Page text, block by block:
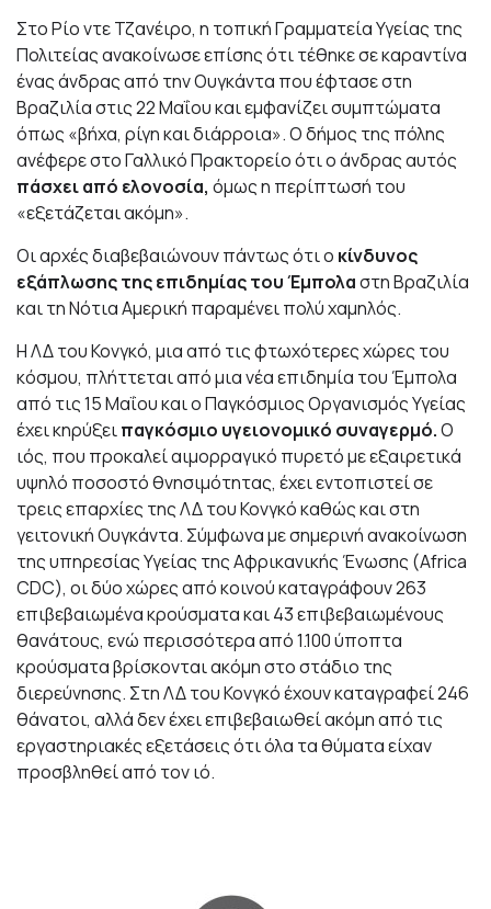
Στο Ρίο ντε Τζανέιρο, η τοπική Γραμματεία Υγείας της
Πολιτείας ανακοίνωσε επίσης ότι τέθηκε σε καραντίνα
ένας άνδρας από την Ουγκάντα που έφτασε στη
Βραζιλία στις 22 Μαΐου και εμφανίζει συμπτώματα
όπως «βήχα, ρίγη και διάρροια». Ο δήμος της πόλης
ανέφερε στο Γαλλικό Πρακτορείο ότι ο άνδρας αυτός
πάσχει από ελονοσία, όμως η περίπτωσή του
«εξετάζεται ακόμη».
Οι αρχές διαβεβαιώνουν πάντως ότι ο κίνδυνος
εξάπλωσης της επιδημίας του Έμπολαστη Βραζιλία
και τη Νότια Αμερική παραμένει πολύ χαμηλός.
Η ΛΔ του Κονγκό, μια από τις φτωχότερες χώρες του
κόσμου, πλήττεται από μια νέα επιδημία του Έμπολα
από τις 15 Μαΐου και ο Παγκόσμιος Οργανισμός Υγείας
έχει κηρύξειπαγκόσμιο υγειονομικό συναγερμό.Ο
ιός, που προκαλεί αιμορραγικό πυρετό με εξαιρετικά
υψηλό ποσοστό θνησιμότητας, έχει εντοπιστεί σε
τρεις επαρχίες της ΛΔ του Κονγκό καθώς και στη
γειτονική Ουγκάντα. Σύμφωνα με σημερινή ανακοίνωση
της υπηρεσίας Υγείας της Αφρικανικής Ένωσης (Africa
CDC), οι δύο χώρες από κοινού καταγράφουν 263
επιβεβαιωμένα κρούσματα και 43 επιβεβαιωμένους
θανάτους, ενώ περισσότερα από 1.100 ύποπτα
κρούσματα βρίσκονται ακόμη στο στάδιο της
διερεύνησης. Στη ΛΔ του Κονγκό έχουν καταγραφεί 246
θάνατοι, αλλά δεν έχει επιβεβαιωθεί ακόμη από τις
εργαστηριακές εξετάσεις ότι όλα τα θύματα είχαν
προσβληθεί από τον ιό.